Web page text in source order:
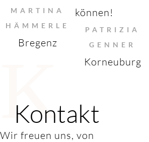
MARTINA
HÄMMERLE
Bregenz
können!
PATRIZIA
GENNER
Korneuburg
K
Kontakt
Wir freuen uns, von